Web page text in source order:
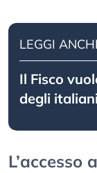
LEGGI
Il Fisco
degli
L’accesso